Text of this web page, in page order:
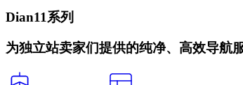
Dian11系列
为独立站卖家们提供的纯净、高效导航